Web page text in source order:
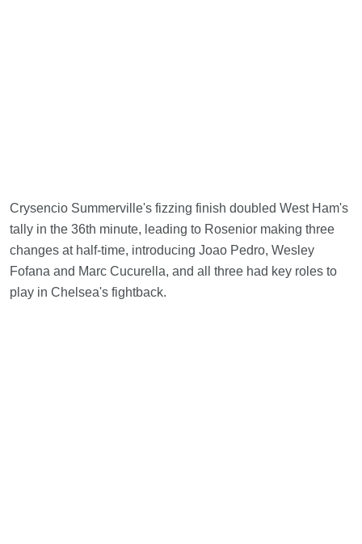
Crysencio Summerville's fizzing finish doubled West Ham's
tally in the 36th minute, leading to Rosenior making three
changes at half-time, introducing Joao Pedro, Wesley
Fofana and Marc Cucurella, and all three had key roles to
play in Chelsea's fightback.